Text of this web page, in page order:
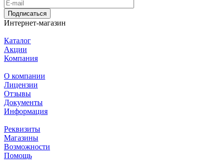
Подписаться
Интернет-магазин
Каталог
Акции
Компания
О компании
Лицензии
Отзывы
Документы
Информация
Реквизиты
Магазины
Возможности
Помощь